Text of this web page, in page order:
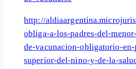
http://
obliga-a-los-padres-del-
de-vacunacion-obligatorio-
superior-del-nino-y-de-la-